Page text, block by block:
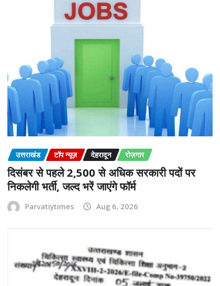
उत्तराखंड टॉप न्यूज़ देहरादून रोज़गार
दिसंबर से पहले 2,500 से अधिक सरकारी पदों पर
निकलेगी भर्ती, जल्द भरें जाएंगे फॉर्म
Parvatiytimes Aug 6, 2026